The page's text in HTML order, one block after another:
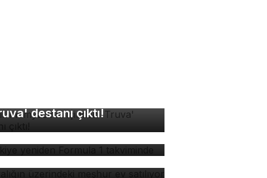
destanı çıktı!
yeniden Formula 1
üzerindeki meşhur